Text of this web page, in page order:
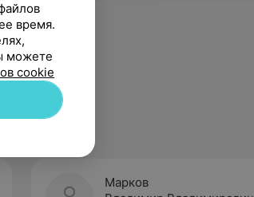
Марков
время.
можете
cookie